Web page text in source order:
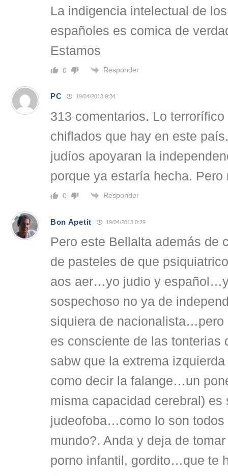
La indigencia intelectual de
españoles es comica de
Estamos
0 Responder
PC 19/04/2013 9:34
313 comentarios. Lo
chiflados que hay en este
judíos apoyaran la
porque ya estaría hecha.
0 Responder
Bon Apetit 19/04/2013 0:29
Pero este Bellalta además de
de pasteles de que
aos aer…yo judio y
sospechoso no ya de
siquiera de nacionalista…pero
es consciente de las
sabw que la extrema
como decir la falange…un
misma capacidad cerebral) es
judeofoba…como lo son todos
mundo?. Anda y deja de
porno infantil, gordito…que te